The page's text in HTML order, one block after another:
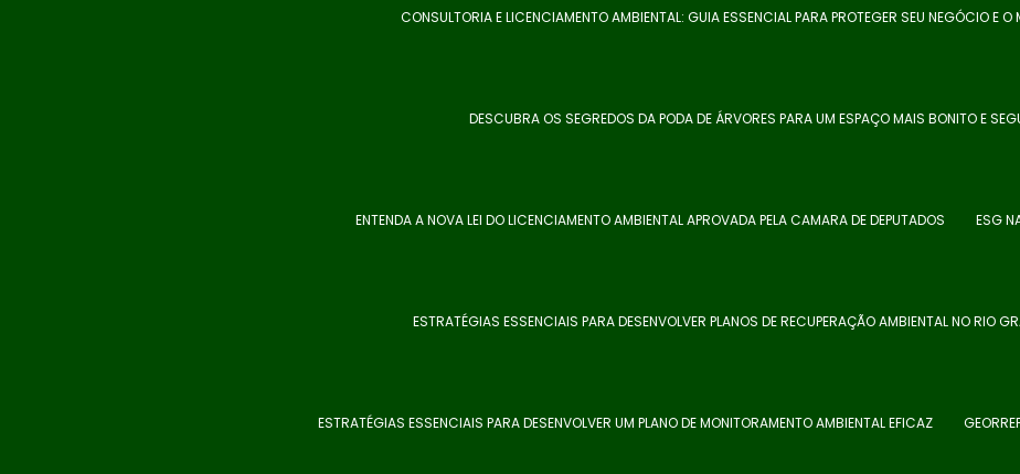
CONSULTORIA E LICENCIAMENTO AMBIENTAL: GUIA ESSENCIAL PARA PROTEGER SEU NEGÓCIO E O
DESCUBRA OS SEGREDOS DA PODA DE ÁRVORES PARA UM ESPAÇO MAIS BONITO E
ENTENDA A NOVA LEI DO LICENCIAMENTO AMBIENTAL APROVADA PELA CAMARA DE DEPUTADOS ESG
ESTRATÉGIAS ESSENCIAIS PARA DESENVOLVER PLANOS DE RECUPERAÇÃO AMBIENTAL NO RIO
ESTRATÉGIAS ESSENCIAIS PARA DESENVOLVER UM PLANO DE MONITORAMENTO AMBIENTAL EFICAZ